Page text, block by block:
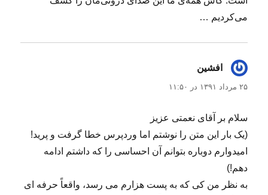
می‌کردیم …
افشین
۲۵ مرداد ۱۳۹۱ در ۱۱:۵۰
سلام بر آقای نعمتی عزیز
(یک بار این متن را نوشتم اما وردپرس خطا گرفت و پرید!
امیدوارم دوباره بتوانم آن احساسی را که داشتم ادامه
دهم!)
به نظر من کی که به پست هزارم می رسد، واقعاً حرفه ای